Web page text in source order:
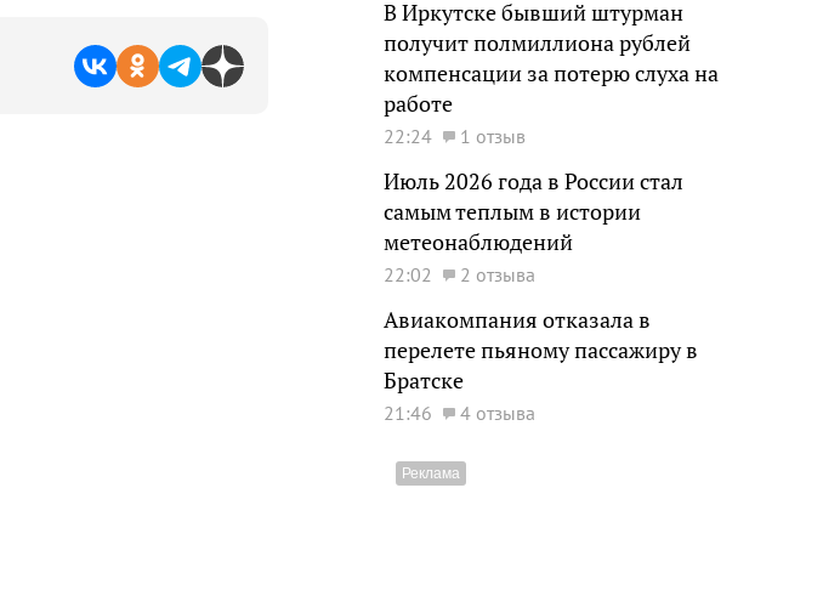
В Иркутске бывший штурман
получит полмиллиона рублей
компенсации за потерю слуха на
работе
22:24 1 отзыв
Июль 2026 года в России стал
самым теплым в истории
метеонаблюдений
22:02 2 отзыва
Авиакомпания отказала в
перелете пьяному пассажиру в
Братске
21:46 4 отзыва